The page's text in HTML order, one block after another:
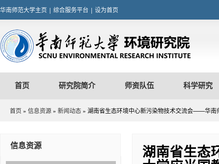
华南师范大学主页 | 综合服务平台 | 设为首页
首页 研究院简介 师资队伍 科学研究
首页 » 信息资源 » 新闻动态 » 湖南省生态环境中心新污染物技术交流会——华南
信息资源 湖南省生态